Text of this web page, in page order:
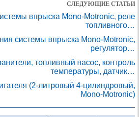
СЛЕДУЮЩИЕ СТАТЬИ
впрыска Mono-Motronic, реле
топливного…
системы впрыска Mono-Motronic,
регулятор…
топливный насос, контроль
температуры, датчик…
(2-литровый 4-цилиндровый,
Mono-Motronic)